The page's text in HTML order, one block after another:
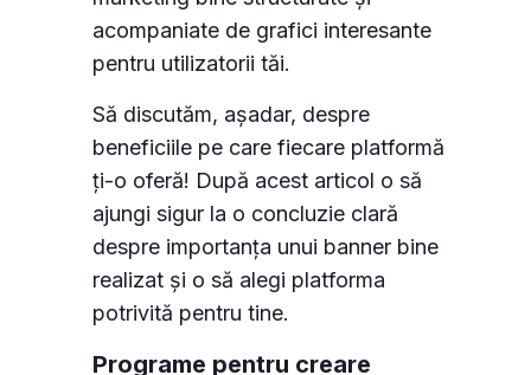
acompaniate de grafici interesante
pentru utilizatorii tăi.
Să discutăm, așadar, despre
beneficiile pe care fiecare platformă
ți-o oferă! După acest articol o să
ajungi sigur la o concluzie clară
despre importanța unui banner bine
realizat și o să alegi platforma
potrivită pentru tine.
Programe pentru creare